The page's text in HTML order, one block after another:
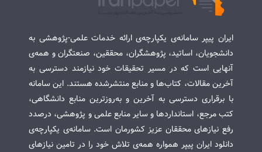
ایران پیپر سامانه‌ی یکپارچه‌ی ارائه خدمات علمی-پژوهشی به
دانشجویان، اساتید، پژوهشگران، محققین، صنعتگران و همه‌ی
آنهایی است که در مسیر تحقیقات خود نیازمند دسترسی به
آخرین مقالات، کتاب‌ها و منابع منتشرشده هستند. این سامانه
با برقراری دسترسی به آخرین و به‌روزترین منابع دانشگاهی،
کتب مرجع، استانداردها و سایر منابع علمی و پژوهشی، درصدد
رفع نیازهای محققان عزیز کشورمان است. سامانه‌ی یکپارچه‌ی
دانلود ایران پیپر همواره همه‌ی تلاش خود را در تامین نیازهای